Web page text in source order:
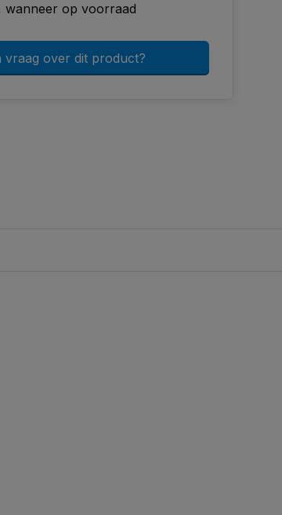
wanneer op voorraad
vraag over dit product?